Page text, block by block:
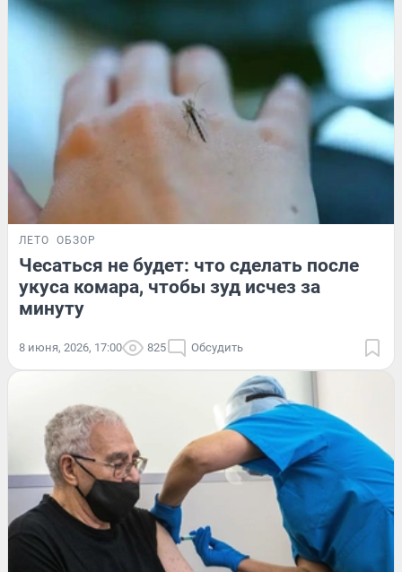
ЛЕТО ОБЗОР
Чесаться не будет: что сделать после
укуса комара, чтобы зуд исчез за
минуту
8 июня, 2026, 17:00 825 Обсудить